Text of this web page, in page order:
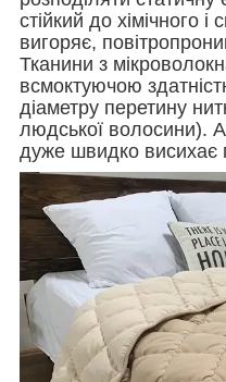
стійкий до хімічного
вигоряє,
Тканини з
всмоктуючою
діаметру перетину
людської волосини).
дуже швидко висихає